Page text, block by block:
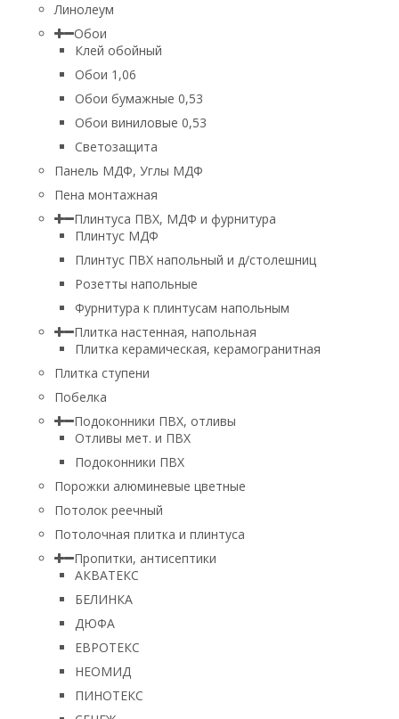
Линолеум
Обои
Клей обойный
Обои 1,06
Обои бумажные 0,53
Обои виниловые 0,53
Светозащита
Панель МДФ, Углы МДФ
Пена монтажная
Плинтуса ПВХ, МДФ и фурнитура
Плинтус МДФ
Плинтус ПВХ напольный и д/столешниц
Розетты напольные
Фурнитура к плинтусам напольным
Плитка настенная, напольная
Плитка керамическая, керамогранитная
Плитка ступени
Побелка
Подоконники ПВХ, отливы
Отливы мет. и ПВХ
Подоконники ПВХ
Порожки алюминевые цветные
Потолок реечный
Потолочная плитка и плинтуса
Пропитки, антисептики
АКВАТЕКС
БЕЛИНКА
ДЮФА
ЕВРОТЕКС
НЕОМИД
ПИНОТЕКС